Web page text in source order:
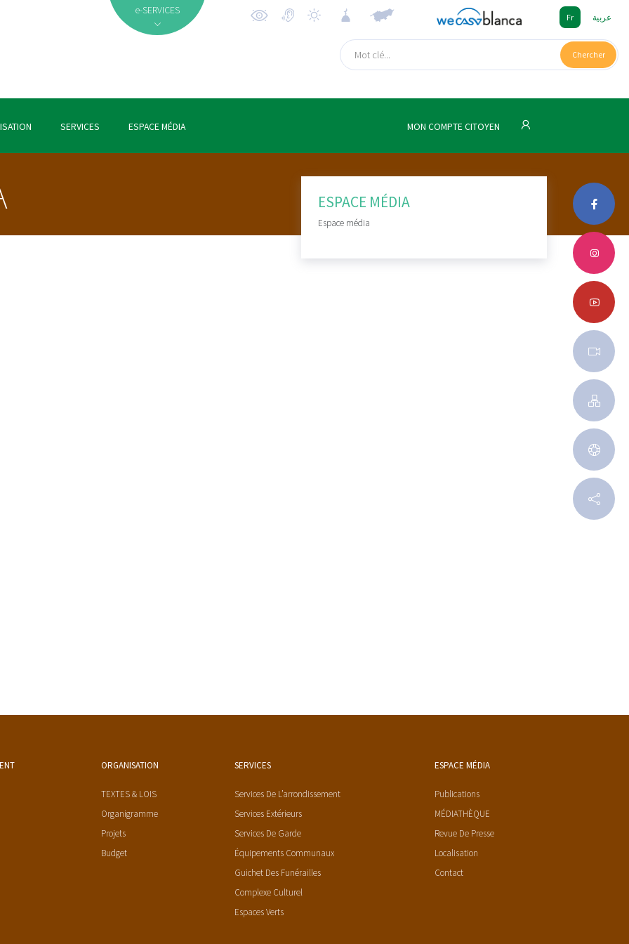
e-SERVICES
Fr عربية
Chercher
SERVICES ESPACE MÉDIA MON COMPTE CITOYEN
ESPACE MÉDIA
Espace média
ORGANISATION
TEXTES & LOIS
Organigramme
Projets
Budget
SERVICES
Services De L’arrondissement
Services Extérieurs
Services De Garde
Équipements Communaux
Guichet Des Funérailles
Complexe Culturel
Espaces Verts
ESPACE MÉDIA
Publications
MÉDIATHÈQUE
Revue De Presse
Localisation
Contact